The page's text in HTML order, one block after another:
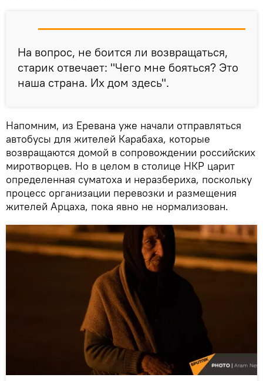
На вопрос, не боится ли возвращаться,
старик отвечает: "Чего мне бояться? Это
наша страна. Их дом здесь".
Напомним, из Еревана уже начали отправляться
автобусы для жителей Карабаха, которые
возвращаются домой в сопровождении российских
миротворцев. Но в целом в столице НКР царит
определенная суматоха и неразбериха, поскольку
процесс организации перевозки и размещения
жителей Арцаха, пока явно не нормализован.